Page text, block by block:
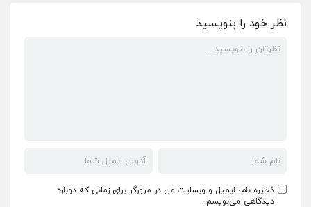
نظر خود را بنویسید
ذخیره نام، ایمیل و وبسایت من در مرورگر برای زمانی که دوباره
دیدگاهی می‌نویسم.